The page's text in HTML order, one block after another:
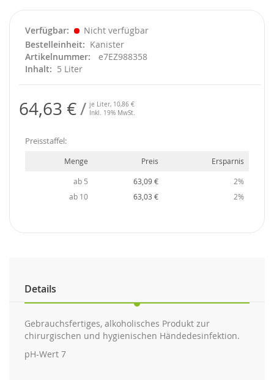
Verfügbar
Nicht verfügbar
Bestelleinheit
Kanister
Artikelnummer
e7EZ988358
Inhalt
5 Liter
64,63 € je Liter, 10,86 €
Inkl. 19% MwSt.
Preisstaffel:
Menge Preis Ersparnis
ab 5 63,09 €
2%
ab 10
63,03 € 2%
Details
Gebrauchsfertiges, alkoholisches Produkt zur
chirurgischen und hygienischen Händedesinfektion.
pH-Wert 7